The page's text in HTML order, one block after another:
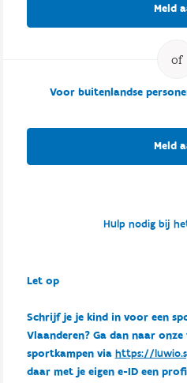
Meld
Voor buitenlandse
Meld
Hulp nodig bij
Let op
Schrijf je je kind in voor een
Vlaanderen? Ga dan naar
sportkampen via https://
daar met je eigen e-ID een